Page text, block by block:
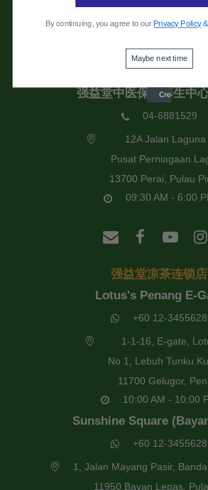
04-2832108
11600 Pulau
09:30 AM - 6:00
强益堂中医保健养生中
04-6881529
12A Jalan Laguna
Pusat Perniagaan
13700 Perai, Pulau
09:30 AM - 6:00
强益堂凉茶连锁店
Lotus's Penang E-
+60 12-3455628
1-1-16, E-gate,
No 1, Lebuh Tunku
11700 Gelugor,
10:00 AM - 10:00
Sunshine Square
+60 12-3455628
1, Jalan Mayang Pasir,
11950 Bayan Lepas,
By continuing, you agree to our Privacy Policy&
Maybe next time